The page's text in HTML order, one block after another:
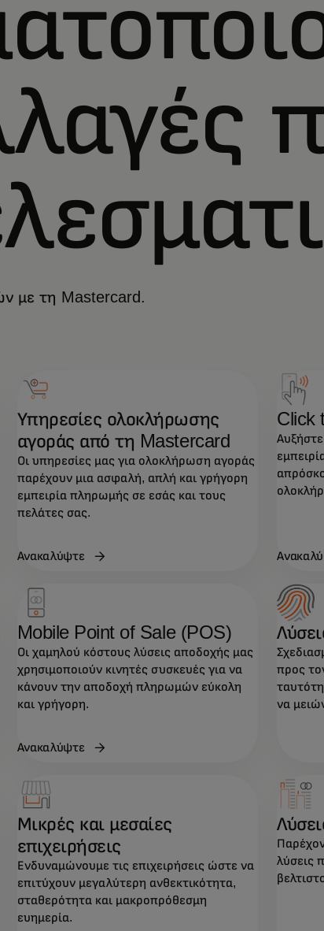
με τη Mastercard.
Υπηρεσίες ολοκλήρωσης
αγοράς από τη Mastercard
Οι υπηρεσίες μας για ολοκλήρωση αγοράς
παρέχουν μια ασφαλή, απλή και γρήγορη
εμπειρία πληρωμής σε εσάς και τους
πελάτες σας.
Ανακαλύψτε
Click
Mobile Point of Sale (POS)
Οι χαμηλού κόστους λύσεις αποδοχής μας
χρησιμοποιούν κινητές συσκευές για να
κάνουν την αποδοχή πληρωμών εύκολη
και γρήγορη.
Ανακαλύψτε
προς
να
Μικρές και μεσαίες
επιχειρήσεις
Ενδυναμώνουμε τις επιχειρήσεις ώστε να
επιτύχουν μεγαλύτερη ανθεκτικότητα,
σταθερότητα και μακροπρόθεσμη
ευημερία.
λύσεις